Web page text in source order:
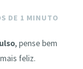
DE 1 MINUTO
, pense bem
feliz.